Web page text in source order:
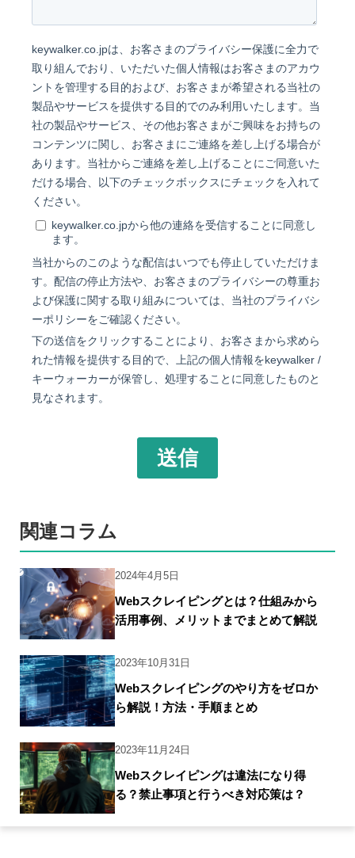
関連コラム
2024年4月5日
Webスクレイピングとは？仕組みから
活用事例、メリットまでまとめて解説
2023年10月31日
Webスクレイピングのやり方をゼロか
ら解説！方法・手順まとめ
2023年11月24日
Webスクレイピングは違法になり得
る？禁止事項と行うべき対応策は？